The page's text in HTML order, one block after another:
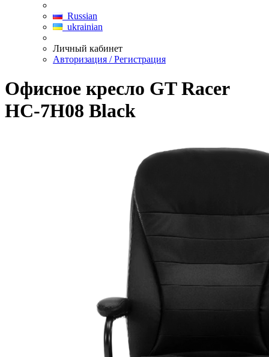
Russian
ukrainian
Личный кабинет
Авторизация / Регистрация
Офисное кресло GT Racer
HC-7H08 Black